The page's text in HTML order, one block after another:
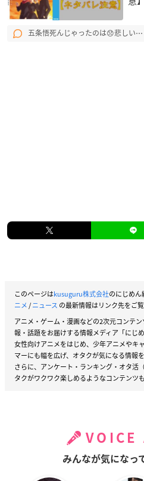
五条悟死んじゃったのは😞悲しい⋯
このページはkusuguru株式会社のにじめん
ニメ/ニュース の最新情報はリンク先をご覧
アニメ・ゲーム・漫画などの2次元コンテ
報・話題をお届けする情報メディア「にじめ
女性向けアニメをはじめ、少年アニメやキ
マーにも幅を広げ、オタクが気になる情報
さらに、アンケート・ランキング・オタ活
タクがワクワク楽しめるようなコンテンツ
VOICE
みんなが気になっ